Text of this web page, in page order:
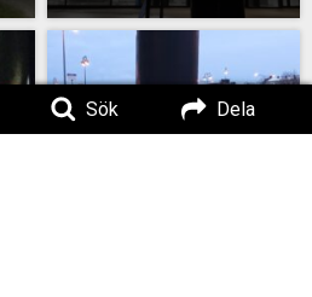
Sök Dela